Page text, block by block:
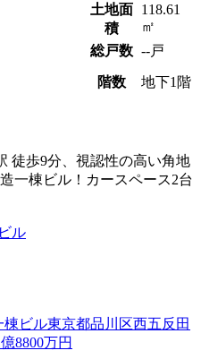
土地面
積
118.61
㎡
総戸数 --戸
階数 地下1階
徒歩9分、視認性の高い角地
一棟ビル！カースペース2台
ル